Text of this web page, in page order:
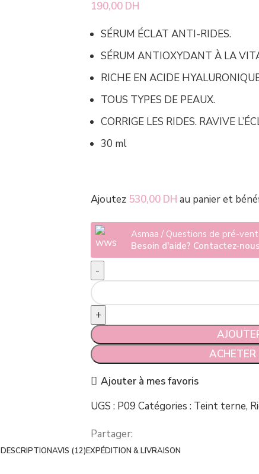
190,00 DH
SÉRUM ÉCLAT ANTI-RIDES.
SÉRUM ANTIOXYDANT À LA
RICHE EN ACIDE
TOUS TYPES DE PEAUX.
CORRIGE LES RIDES. RAVIVE
30 ml
Ajoutez 530,00 DH au panier et
Asmaa / Questions de pré-
Besoin d'aide? Contactez-
quantité de Élixir C : Soin
hyaluronique
Ajouter à mes favoris
UGS : P09 Catégories : Teint terne,
Partager:
DESCRIPTIONAVIS (12)EXPÉDITION & LIVRAISON